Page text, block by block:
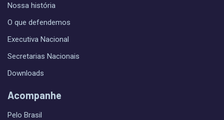
Nossa história
O que defendemos
Executiva Nacional
Secretarias Nacionais
Downloads
Acompanhe
Pelo Brasil